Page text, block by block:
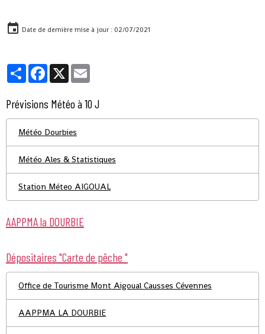
Date de dernière mise à jour : 02/07/2021
PartagerFacebook
X
Prévisions Météo à 10 J
Météo Dourbies
Météo Ales & Statistiques
Station Méteo AIGOUAL
AAPPMA la DOURBIE
Dépositaires "Carte de pêche "
Office de Tourisme Mont Aigoual Causses Cévennes
AAPPMA LA DOURBIE